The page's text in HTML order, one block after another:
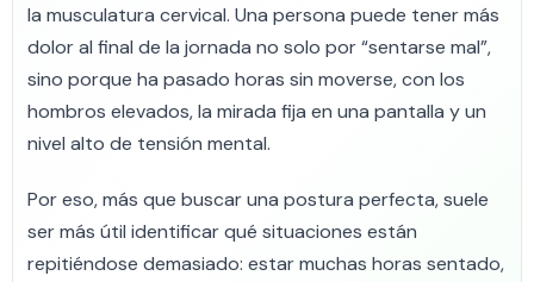
la musculatura cervical. Una persona puede tener más
dolor al final de la jornada no solo por “sentarse mal”,
sino porque ha pasado horas sin moverse, con los
hombros elevados, la mirada fija en una pantalla y un
nivel alto de tensión mental.
Por eso, más que buscar una postura perfecta, suele
ser más útil identificar qué situaciones están
repitiéndose demasiado: estar muchas horas sentado,